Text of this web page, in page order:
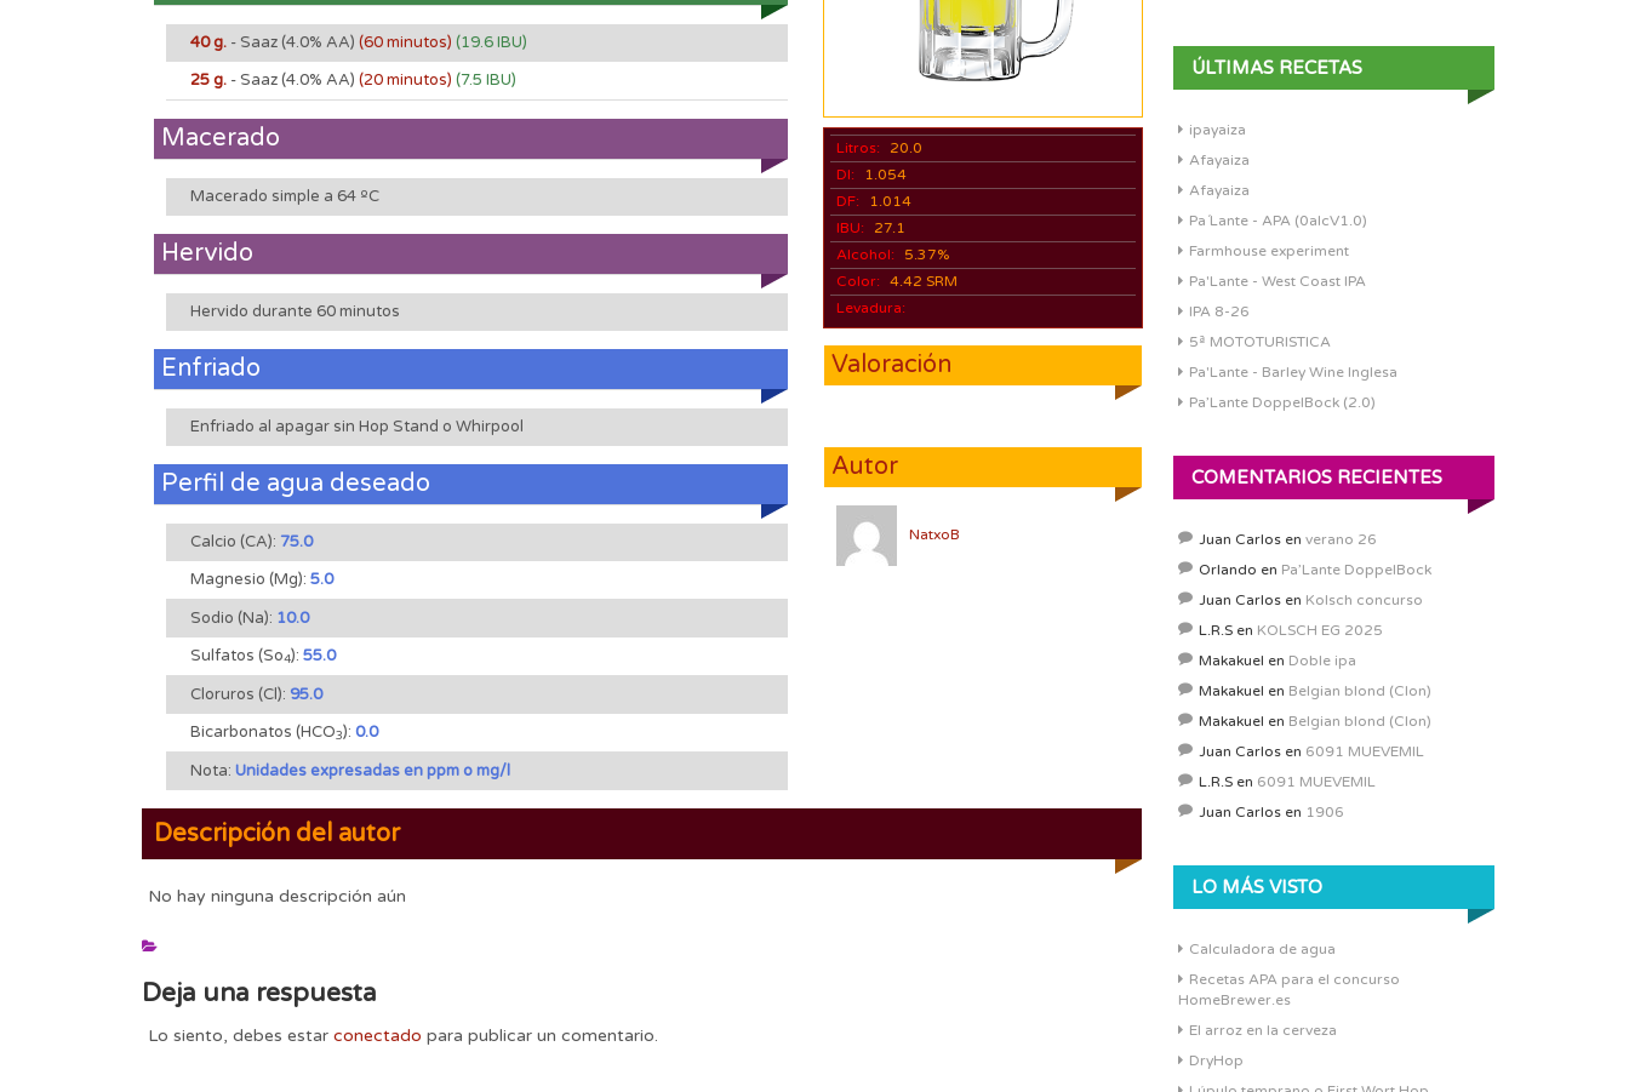
40 g. - Saaz (4.0% AA) (60 minutos) (19.6 IBU)
25 g. - Saaz(4.0% AA) (20 minutos) (7.5 IBU)
Macerado
Macerado simple a 64 ºC
Hervido
Hervido durante 60 minutos
Enfriado
Enfriado al apagar sin Hop Stand o Whirpool
Perfil de agua deseado
Calcio (CA): 75.0
Magnesio (Mg): 5.0
Sodio (Na): 10.0
Sulfatos (So4): 55.0
Cloruros (Cl): 95.0
Bicarbonatos (HCO3): 0.0
Nota: Unidades expresadas en ppm o mg/l
Litros:
20.0
DI:
1.054
DF:
1.014
IBU:
27.1
Alcohol:
5.37%
Color: 4.42 SRM
Levadura:
Valoración
Autor
NatxoB
Descripción del autor
No hay ninguna descripción aún
Deja una respuesta
Lo siento, debes estar conectado para publicar un comentario.
ÚLTIMAS RECETAS
ipayaiza
Afayaiza
Afayaiza
Pa´Lante - APA (0alcV1.0)
Farmhouse experiment
Pa'Lante - West Coast IPA
IPA 8-26
5ª MOTOTURISTICA
Pa'Lante - Barley Wine Inglesa
Pa’Lante DoppelBock (2.0)
COMENTARIOS RECIENTES
Juan Carlos en verano 26
Orlando en Pa’Lante DoppelBock
Juan Carlos en Kolsch concurso
L.R.S en KOLSCH EG 2025
Makakuel en Doble ipa
Makakuel en Belgian blond (Clon)
Makakuel en Belgian blond (Clon)
Juan Carlos en 6091 MUEVEMIL
L.R.S en 6091 MUEVEMIL
Juan Carlos en 1906
LO MÁS VISTO
Calculadora de agua
Recetas APA para el concurso
HomeBrewer.es
El arroz en la cerveza
DryHop